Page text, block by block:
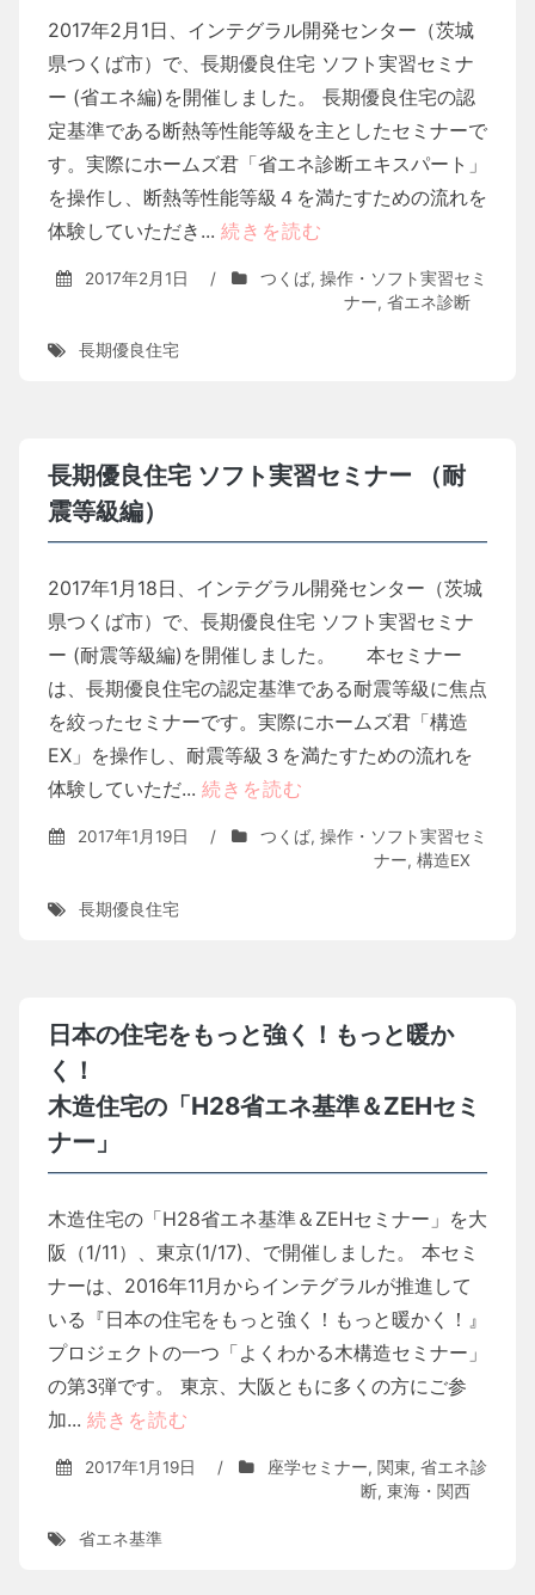
2017年2月1日、インテグラル開発センター（茨城
県つくば市）で、長期優良住宅 ソフト実習セミナ
ー (省エネ編)を開催しました。 長期優良住宅の認
定基準である断熱等性能等級を主としたセミナーで
す。実際にホームズ君「省エネ診断エキスパート」
を操作し、断熱等性能等級４を満たすための流れを
体験していただき... 続きを読む
2017年2月1日 / つくば, 操作・ソフト実習セミ
ナー,省エネ診断
長期優良住宅
長期優良住宅 ソフト実習セミナー （耐
震等級編）
2017年1月18日、インテグラル開発センター（茨城
県つくば市）で、長期優良住宅 ソフト実習セミナ
ー (耐震等級編)を開催しました。 本セミナー
は、長期優良住宅の認定基準である耐震等級に焦点
を絞ったセミナーです。実際にホームズ君「構造
EX」を操作し、耐震等級３を満たすための流れを
体験していただ... 続きを読む
2017年1月19日 / つくば, 操作・ソフト実習セミ
ナー,構造EX
長期優良住宅
日本の住宅をもっと強く！もっと暖か
く！
木造住宅の「H28省エネ基準＆ZEHセミ
ナー」
木造住宅の「H28省エネ基準＆ZEHセミナー」を大
阪（1/11）、東京(1/17)、で開催しました。 本セミ
ナーは、2016年11月からインテグラルが推進して
いる『日本の住宅をもっと強く！もっと暖かく！』
プロジェクトの一つ「よくわかる木構造セミナー」
の第3弾です。 東京、大阪ともに多くの方にご参
加... 続きを読む
2017年1月19日 / 座学セミナー, 関東, 省エネ診
断,東海・関西
省エネ基準